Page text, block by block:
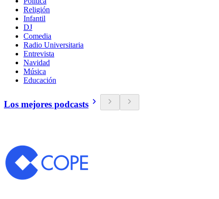
Religión
Infantil
DJ
Comedia
Radio Universitaria
Entrevista
Navidad
Música
Educación
Los mejores podcasts